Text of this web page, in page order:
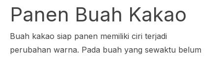
Panen Buah Kakao
Buah kakao siap panen memiliki ciri terjadi
perubahan warna. Pada buah yang sewaktu belum